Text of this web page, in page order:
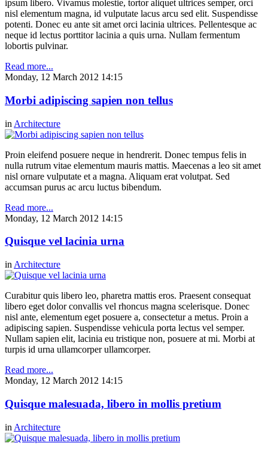
ipsum libero. Vivamus molestie, tortor aliquet ultrices semper, orci
nisl elementum magna, id vulputate lacus arcu sed elit. Suspendisse
potenti. Donec eu ante sit amet orci lacinia ultrices. Pellentesque ac
neque id lectus porttitor lacinia a quis urna. Nullam fermentum
lobortis pulvinar.
Read more...
Monday, 12 March 2012 14:15
Morbi adipiscing sapien non tellus
in Architecture
Proin eleifend posuere neque in hendrerit. Donec tempus felis in
nulla rutrum vitae elementum mauris mattis. Maecenas a leo sit amet
nisl ornare vulputate et a magna. Aliquam erat volutpat. Sed
accumsan purus ac arcu luctus bibendum.
Read more...
Monday, 12 March 2012 14:15
Quisque vel lacinia urna
in Architecture
Curabitur quis libero leo, pharetra mattis eros. Praesent consequat
libero eget dolor convallis vel rhoncus magna scelerisque. Donec
nisl ante, elementum eget posuere a, consectetur a metus. Proin a
adipiscing sapien. Suspendisse vehicula porta lectus vel semper.
Nullam sapien elit, lacinia eu tristique non, posuere at mi. Morbi at
turpis id urna ullamcorper ullamcorper.
Read more...
Monday, 12 March 2012 14:15
Quisque malesuada, libero in mollis pretium
in Architecture